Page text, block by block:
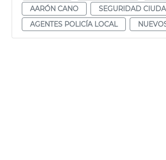
AARÓN CANO
SEGURIDAD
AGENTES POLICÍA LOCAL